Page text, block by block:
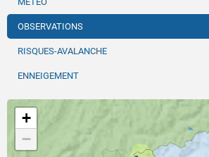
OBSERVATIONS
RISQUES-AVALANCHE
ENNEIGEMENT
+
−